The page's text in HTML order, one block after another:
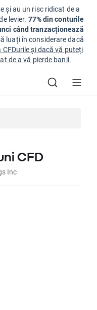
și au un risc ridicat de a
levier. 77% din conturile
când tranzacționează
luați în considerare dacă
și dacă vă puteți
de a vă pierde banii.
CFD
Inc